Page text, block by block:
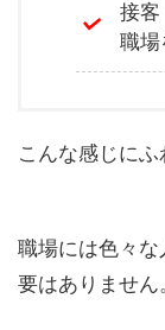
接客
職場
こんな感じに
職場には色々
要はありません